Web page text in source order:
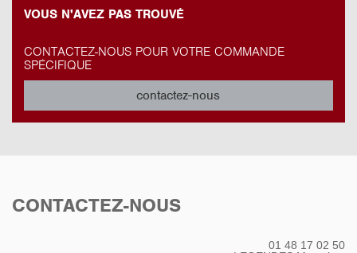
VOUS N'AVEZ PAS TROUVÉ
CONTACTEZ-NOUS POUR VOTRE COMMANDE
SPÉCIFIQUE
contactez-nous
CONTACTEZ-NOUS
01 48 17 02 50